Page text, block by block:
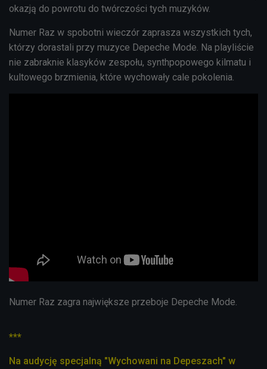
okazją do powrotu do twórczości tych muzyków.
Numer Raz w spobotni wieczór zaprasza wszystkich tych,
którzy dorastali przy muzyce Depeche Mode. Na playliście
nie zabraknie klasyków zespołu, synthpopowego kilmatu i
kultowego brzmienia, które wychowały cale pokolenia.
Numer Raz zagra największe przeboje Depeche Mode.
***
Na audycję specjalną "Wychowani na Depeszach" w